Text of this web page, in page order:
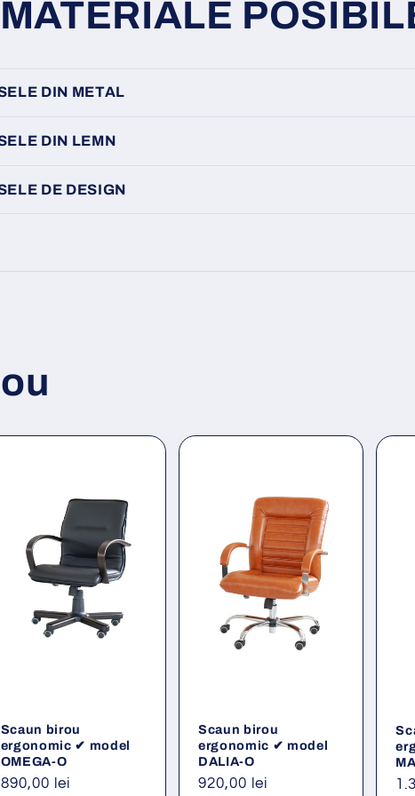
MATERIALE
DIN METAL
DIN LEMN
DE DESIGN
Scaun birou
ergonomic ✔ model
OMEGA-O
Preț
890,00 lei
Scaun birou
ergonomic ✔ model
DALIA-O
Preț
920,00 lei